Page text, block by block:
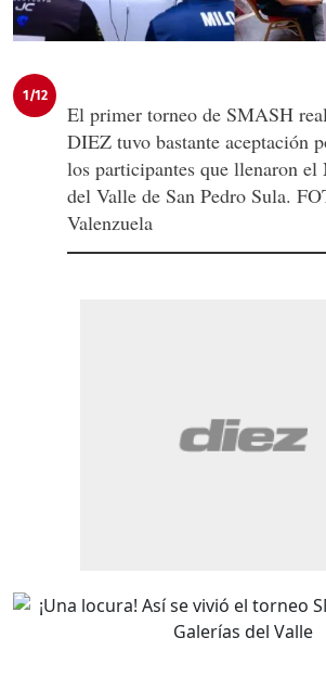
1/12
El primer torneo de SMASH
DIEZ tuvo bastante aceptación
los participantes que llenaron
del Valle de San Pedro Sula.
Valenzuela